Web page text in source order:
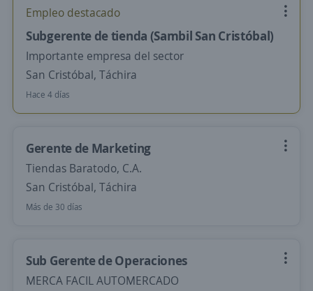
Empleo destacado
Subgerente de tienda (Sambil San Cristóbal)
Importante empresa del sector
San Cristóbal, Táchira
Hace 4 días
Gerente de Marketing
Tiendas Baratodo, C.A.
San Cristóbal, Táchira
Más de 30 días
Sub Gerente de Operaciones
MERCA FACIL AUTOMERCADO